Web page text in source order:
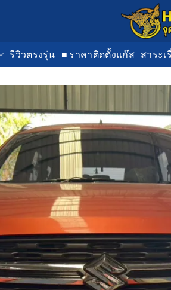
รีวิวตรงรุ่น ■ ราคาติดตั้งแก๊ส สาระเ